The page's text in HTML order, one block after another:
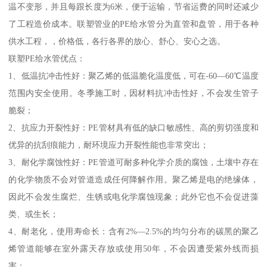
温不变形，并且每跟长度为6米，便于运输，节省运费的同时还减少
了工程造价成本。联塑管业的PE给水管分为直管和盘管，用于各种
供水工程，，价格低，各行各界的放心、舒心、安心之选。
联塑PE给水管优点：
1、低温抗冲击性好：聚乙烯的低温脆化温度低，可在-60—60℃温度
范围内安全使用。冬季施工时，因材料抗冲击性好，不会发生管子
脆裂；
2、抗应力开裂性好：PE管材具有低的缺口敏感性、高的剪切强度和
优异的抗刮痕能力，耐环境应力开裂性能也非常突出；
3、耐化学腐蚀性好：PE管道可耐多种化学介质的腐蚀，土壤中存在
的化学物质不会对管道造成任何降解作用。聚乙烯是电的绝缘体，
因此不会发生腐烂、生锈或电化学腐蚀现象；此外它也不会促进藻
类、或生长；
4、耐老化，使用寿命长：含有2%—2.5%的均匀分布的碳黑的聚乙
烯管道能够在室外露天存放或使用50年，不会因遭受紫外线而损